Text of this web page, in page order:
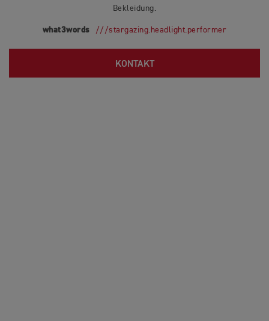
Bekleidung.
what3words ///stargazing.headlight.performer
KONTAKT